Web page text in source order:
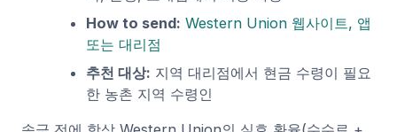
How to send: Western Union 웹사이트, 앱
또는 대리점
추천 대상: 지역 대리점에서 현금 수령이 필요
한 농촌 지역 수령인